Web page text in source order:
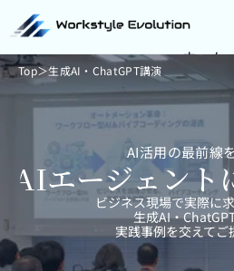
ホーム
サービス一覧
事例
イベント
AI偏差値チェ
お問い合わ
AI活用の最前線
AIエージェント
ビジネス現場で実際に
生成AI・
実践事例を交えてご
Top＞生成AI・ChatGPT講演